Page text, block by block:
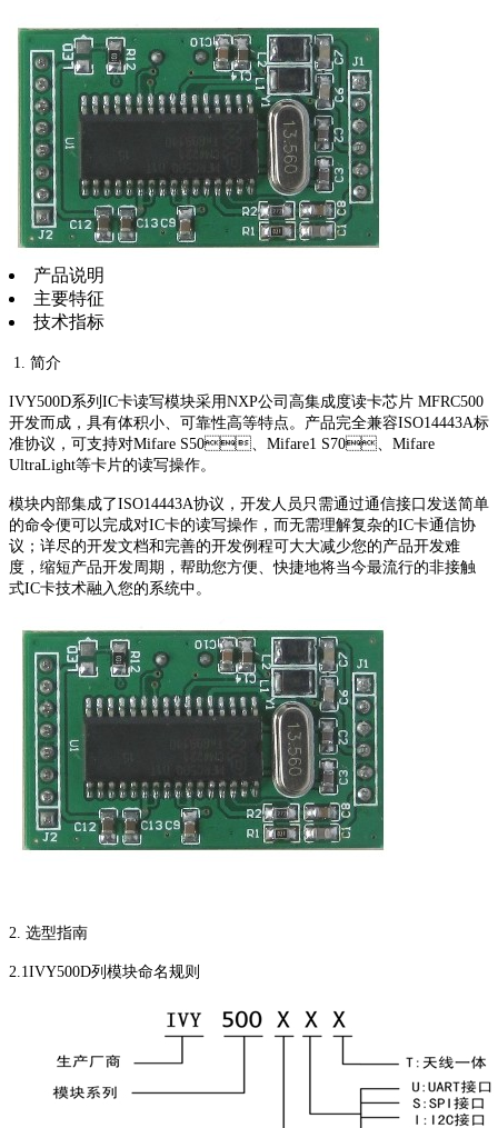
产品说明
主要特征
技术指标
1. 简介
IVY500D系列IC卡读写模块采用NXP公司高集成度读卡芯片 MFRC500
开发而成，具有体积小、可靠性高等特点。产品完全兼容ISO14443A标
准协议，可支持对Mifare S50、Mifare1 S70、Mifare
UltraLight等卡片的读写操作。
模块内部集成了ISO14443A协议，开发人员只需通过通信接口发送简单
的命令便可以完成对IC卡的读写操作，而无需理解复杂的IC卡通信协
议；详尽的开发文档和完善的开发例程可大大减少您的产品开发难
度，缩短产品开发周期，帮助您方便、快捷地将当今最流行的非接触
式IC卡技术融入您的系统中。
2. 选型指南
2.1IVY500D列模块命名规则